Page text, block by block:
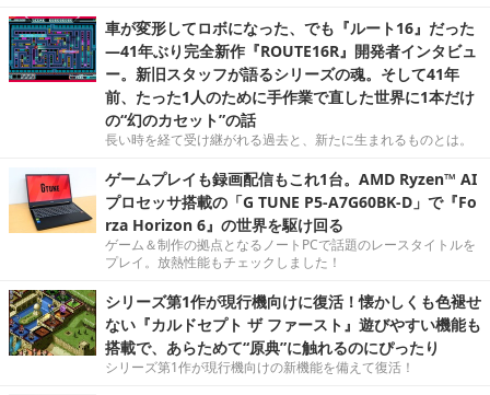
車が変形してロボになった、でも『ルート16』だった
―41年ぶり完全新作『ROUTE16R』開発者インタビュ
ー。新旧スタッフが語るシリーズの魂。そして41年
前、たった1人のために手作業で直した世界に1本だけ
の“幻のカセット”の話
長い時を経て受け継がれる過去と、新たに生まれるものとは。
ゲームプレイも録画配信もこれ1台。AMD Ryzen™ AI
プロセッサ搭載の「G TUNE P5-A7G60BK-D」で『Fo
rza Horizon 6』の世界を駆け回る
ゲーム＆制作の拠点となるノートPCで話題のレースタイトルを
プレイ。放熱性能もチェックしました！
シリーズ第1作が現行機向けに復活！懐かしくも色褪せ
ない『カルドセプト ザ ファースト』遊びやすい機能も
搭載で、あらためて“原典”に触れるのにぴったり
シリーズ第1作が現行機向けの新機能を備えて復活！